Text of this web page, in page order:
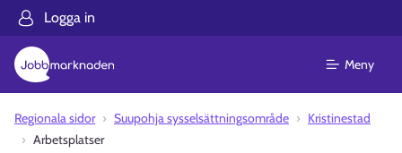
Logga in
Meny
Regionala sidor Suupohja sysselsättningsområde
Kristinestad
Arbetsplatser